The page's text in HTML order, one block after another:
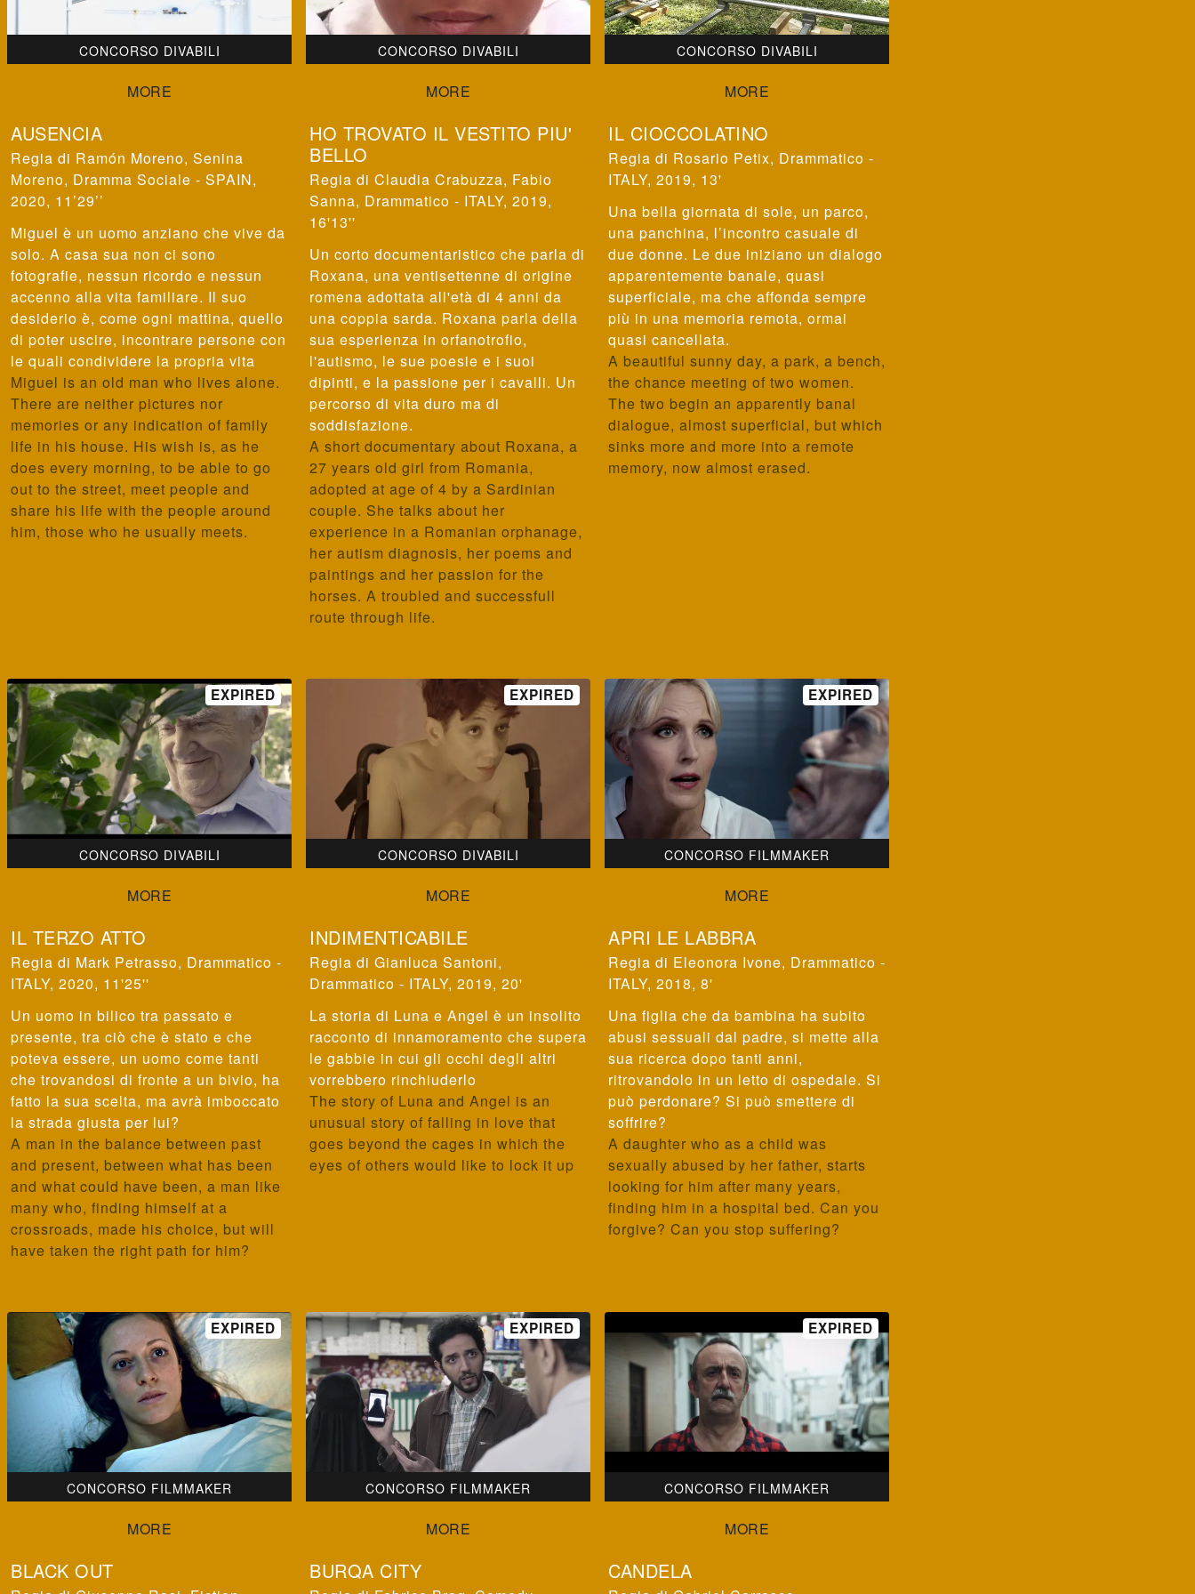
CONCORSO DIVABILI
AUSENCIA
Ramón Moreno, Senina
Moreno, Dramma Sociale - SPAIN,
2020, 11’29’’
Miguel è un uomo anziano che vive da
solo. A casa sua non ci sono
fotografie, nessun ricordo e nessun
accenno alla vita familiare. Il suo
desiderio è, come ogni mattina, quello
di poter uscire, incontrare persone con
le quali condividere la propria vita
Miguel is an old man who lives alone.
There are neither pictures nor
memories or any indication of family
life in his house. His wish is, as he
does every morning, to be able to go
out to the street, meet people and
share his life with the people around
him, those who he usually meets.
CONCORSO DIVABILI
HO TROVATO IL VESTITO PIU'
BELLO
Claudia Crabuzza, Fabio
Sanna, Drammatico - ITALY, 2019,
16'13''
Un corto documentaristico che parla di
Roxana, una ventisettenne di origine
romena adottata all'età di 4 anni da
una coppia sarda. Roxana parla della
sua esperienza in orfanotrofio,
l'autismo, le sue poesie e i suoi
dipinti, e la passione per i cavalli. Un
percorso di vita duro ma di
soddisfazione.
A short documentary about Roxana, a
27 years old girl from Romania,
adopted at age of 4 by a Sardinian
couple. She talks about her
experience in a Romanian orphanage,
her autism diagnosis, her poems and
paintings and her passion for the
horses. A troubled and successfull
route through life.
CONCORSO DIVABILI
IL CIOCCOLATINO
Rosario Petix, Drammatico -
ITALY, 2019, 13'
Una bella giornata di sole, un parco,
una panchina, l’incontro casuale di
due donne. Le due iniziano un dialogo
apparentemente banale, quasi
superficiale, ma che affonda sempre
più in una memoria remota, ormai
quasi cancellata.
A beautiful sunny day, a park, a bench,
the chance meeting of two women.
The two begin an apparently banal
dialogue, almost superficial, but which
sinks more and more into a remote
memory, now almost erased.
CONCORSO DIVABILI
IL TERZO ATTO
Mark Petrasso, Drammatico -
ITALY, 2020, 11'25''
Un uomo in bilico tra passato e
presente, tra ciò che è stato e che
poteva essere, un uomo come tanti
che trovandosi di fronte a un bivio, ha
fatto la sua scelta, ma avrà imboccato
la strada giusta per lui?
A man in the balance between past
and present, between what has been
and what could have been, a man like
many who, finding himself at a
crossroads, made his choice, but will
have taken the right path for him?
CONCORSO DIVABILI
INDIMENTICABILE
Gianluca Santoni,
Drammatico - ITALY, 2019, 20'
La storia di Luna e Angel è un insolito
racconto di innamoramento che supera
le gabbie in cui gli occhi degli altri
vorrebbero rinchiuderlo
The story of Luna and Angel is an
unusual story of falling in love that
goes beyond the cages in which the
eyes of others would like to lock it up
CONCORSO FILMMAKER
APRI LE LABBRA
Eleonora Ivone, Drammatico -
ITALY, 2018, 8'
Una figlia che da bambina ha subito
abusi sessuali dal padre, si mette alla
sua ricerca dopo tanti anni,
ritrovandolo in un letto di ospedale. Si
può perdonare? Si può smettere di
soffrire?
A daughter who as a child was
sexually abused by her father, starts
looking for him after many years,
finding him in a hospital bed. Can you
forgive? Can you stop suffering?
CONCORSO FILMMAKER
BLACK OUT
CONCORSO FILMMAKER
BURQA CITY
CONCORSO FILMMAKER
CANDELA